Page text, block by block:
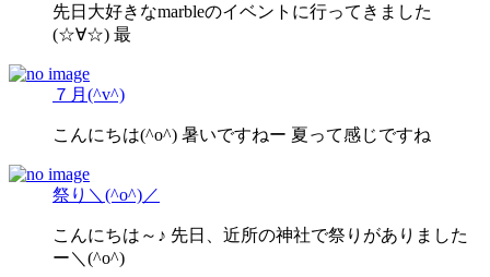
先日大好きなmarbleのイベントに行ってきました
(☆∀☆) 最
７月(^v^)
こんにちは(^o^) 暑いですねー 夏って感じですね
祭り＼(^o^)／
こんにちは～♪ 先日、近所の神社で祭りがありました
ー＼(^o^)